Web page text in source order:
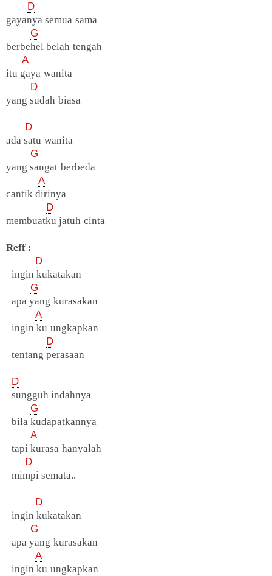
D
gayanya semua sama
G
berbehel belah tengah
A
itu gaya wanita
D
yang sudah biasa
D
ada satu wanita
G
yang sangat berbeda
A
cantik dirinya
D
membuatku jatuh cinta
Reff :
D
ingin kukatakan
G
apa yang kurasakan
A
ingin ku ungkapkan
D
tentang perasaan
D
sungguh indahnya
G
bila kudapatkannya
A
tapi kurasa hanyalah
D
mimpi semata..
D
ingin kukatakan
G
apa yang kurasakan
A
ingin ku ungkapkan